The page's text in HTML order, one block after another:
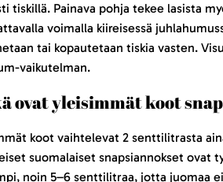
tiskillä. Painava pohja tekee lasista
voimalla kiireisessä
tai kopautetaan tiskia vasten.
vaikutelman.
ovat yleisimmät koot
koot vaihtelevat 2 senttilitrasta
suomalaiset snapsiannokset ovat
noin 5–6 senttilitraa, jotta juomaa